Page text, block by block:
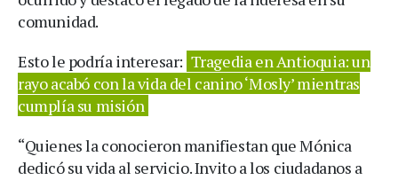
comunidad.
Esto le podría interesar: Tragedia en Antioquia: un
rayo acabó con la vida del canino ‘Mosly’ mientras
cumplía su misión
“Quienes la conocieron manifiestan que Mónica
dedicó su vida al servicio. Invito a los ciudadanos a